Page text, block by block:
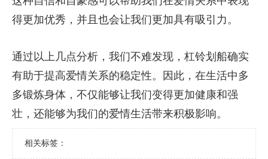
得更加优秀，并且也会让我们更加具有吸引力。
通过以上几点分析，我们不难发现，杠铃划船确实
有助于提高爱情关系的稳定性。因此，在生活中多
多锻炼身体，不仅能够让我们变得更加健康和强
壮，还能够为我们的爱情生活带来积极影响。
相关标签：